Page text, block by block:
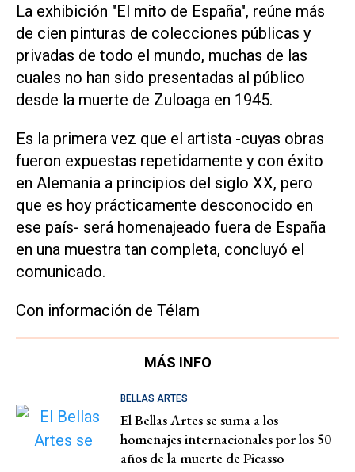
La exhibición "El mito de España", reúne más
de cien pinturas de colecciones públicas y
privadas de todo el mundo, muchas de las
cuales no han sido presentadas al público
desde la muerte de Zuloaga en 1945.
Es la primera vez que el artista -cuyas obras
fueron expuestas repetidamente y con éxito
en Alemania a principios del siglo XX, pero
que es hoy prácticamente desconocido en
ese país- será homenajeado fuera de España
en una muestra tan completa, concluyó el
comunicado.
Con información de Télam
MÁS INFO
BELLAS ARTES
El Bellas Artes se suma a los
homenajes internacionales por los 50
años de la muerte de Picasso